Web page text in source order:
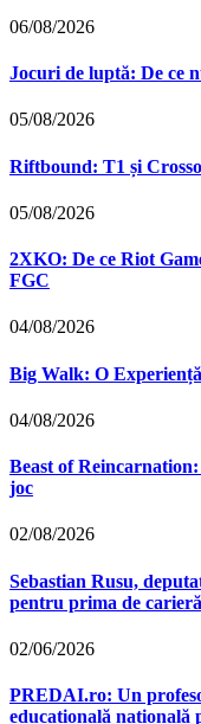
06/08/2026
Jocuri de luptă: De ce
05/08/2026
Riftbound: T1 și
05/08/2026
2XKO: De ce Riot
FGC
04/08/2026
Big Walk: O
04/08/2026
Beast of
joc
02/08/2026
Sebastian Rusu,
pentru prima de
02/06/2026
PREDAI.ro: Un
educațională națională